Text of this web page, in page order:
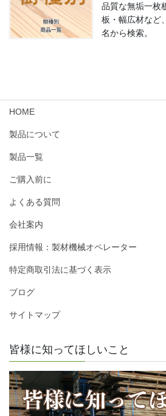
品質な無垢一枚
板・幅広材など
名から検索。
HOME
製品について
製品一覧
ご購入前に
よくある質問
会社案内
採用情報：製材機械オペレーター
特定商取引法に基づく表示
ブログ
サイトマップ
皆様に知ってほしいこと